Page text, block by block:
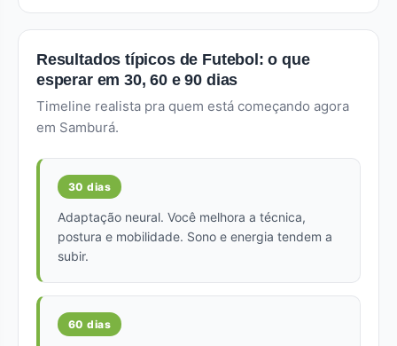
Resultados típicos de Futebol: o que
esperar em 30, 60 e 90 dias
Timeline realista pra quem está começando agora
em Samburá.
30 dias
Adaptação neural. Você melhora a técnica,
postura e mobilidade. Sono e energia tendem a
subir.
60 dias